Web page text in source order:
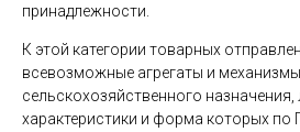
принадлежности.
К этой категории товарных
всевозможные агрегаты и
сельскохозяйственного назначения,
характеристики и форма которых по